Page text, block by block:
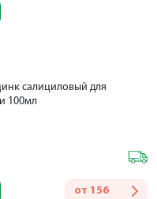
салициловый для
100мл
от 156